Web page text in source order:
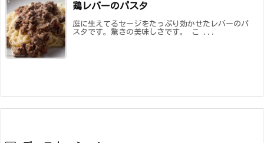
鶏レバーのパスタ
庭に生えてるセージをたっぷり効かせたレバーのパ
スタです。驚きの美味しさです。 こ ...